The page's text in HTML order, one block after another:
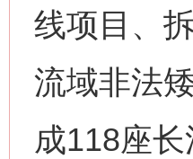
线项目、
流域非法
成118座